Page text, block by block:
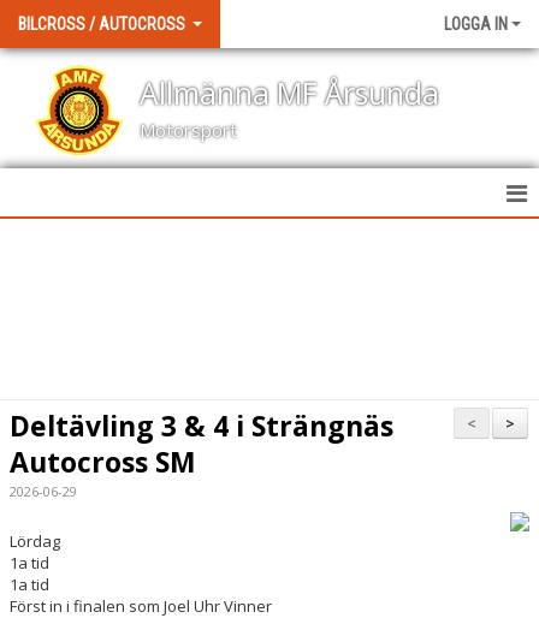
BILCROSS / AUTOCROSS LOGGA IN
Allmänna MF Årsunda
Motorsport
DOKUMENT
KONTAKT
>
<
Deltävling 3 & 4 i Strängnäs
Autocross SM
2026-06-29
Lördag
1a tid
1a tid
Först in i finalen som Joel Uhr Vinner